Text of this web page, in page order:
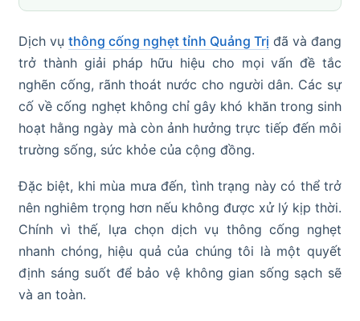
Dịch vụ thông cống nghẹt tỉnh Quảng Trị đã và đang
trở thành giải pháp hữu hiệu cho mọi vấn đề tắc
nghẽn cống, rãnh thoát nước cho người dân. Các sự
cố về cống nghẹt không chỉ gây khó khăn trong sinh
hoạt hằng ngày mà còn ảnh hưởng trực tiếp đến môi
trường sống, sức khỏe của cộng đồng.
Đặc biệt, khi mùa mưa đến, tình trạng này có thể trở
nên nghiêm trọng hơn nếu không được xử lý kịp thời.
Chính vì thế, lựa chọn dịch vụ thông cống nghẹt
nhanh chóng, hiệu quả của chúng tôi là một quyết
định sáng suốt để bảo vệ không gian sống sạch sẽ
và an toàn.